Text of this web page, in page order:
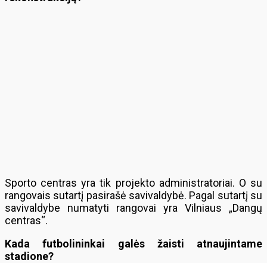
Sporto centras yra tik projekto administratoriai. O su
rangovais sutartį pasirašė savivaldybė. Pagal sutartį su
savivaldybe numatyti rangovai yra Vilniaus „Dangų
centras“.
Kada futbolininkai galės žaisti atnaujintame
stadione?